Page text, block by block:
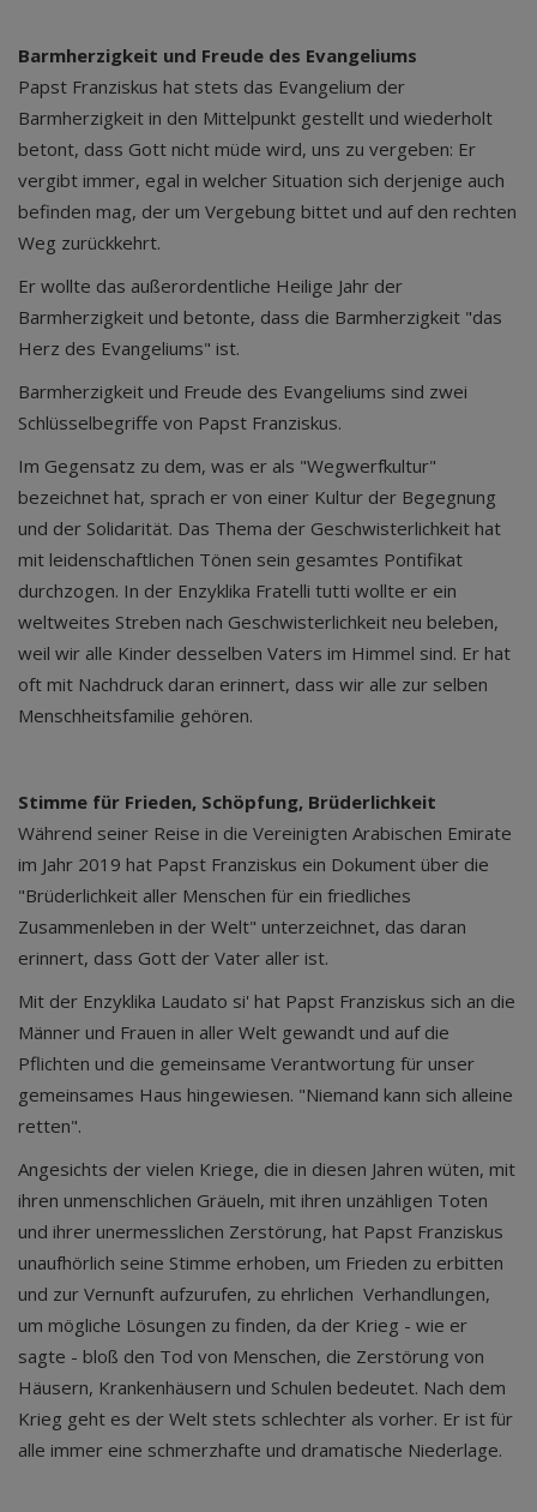
Barmherzigkeit und Freude des Evangeliums
Papst Franziskus hat stets das Evangelium der
Barmherzigkeit in den Mittelpunkt gestellt und wiederholt
betont, dass Gott nicht müde wird, uns zu vergeben: Er
vergibt immer, egal in welcher Situation sich derjenige auch
befinden mag, der um Vergebung bittet und auf den rechten
Weg zurückkehrt.
Er wollte das außerordentliche Heilige Jahr der
Barmherzigkeit und betonte, dass die Barmherzigkeit "das
Herz des Evangeliums" ist.
Barmherzigkeit und Freude des Evangeliums sind zwei
Schlüsselbegriffe von Papst Franziskus.
Im Gegensatz zu dem, was er als "Wegwerfkultur"
bezeichnet hat, sprach er von einer Kultur der Begegnung
und der Solidarität. Das Thema der Geschwisterlichkeit hat
mit leidenschaftlichen Tönen sein gesamtes Pontifikat
durchzogen. In der Enzyklika Fratelli tutti wollte er ein
weltweites Streben nach Geschwisterlichkeit neu beleben,
weil wir alle Kinder desselben Vaters im Himmel sind. Er hat
oft mit Nachdruck daran erinnert, dass wir alle zur selben
Menschheitsfamilie gehören.
Stimme für Frieden, Schöpfung, Brüderlichkeit
Während seiner Reise in die Vereinigten Arabischen Emirate
im Jahr 2019 hat Papst Franziskus ein Dokument über die
"Brüderlichkeit aller Menschen für ein friedliches
Zusammenleben in der Welt" unterzeichnet, das daran
erinnert, dass Gott der Vater aller ist.
Mit der Enzyklika Laudato si' hat Papst Franziskus sich an die
Männer und Frauen in aller Welt gewandt und auf die
Pflichten und die gemeinsame Verantwortung für unser
gemeinsames Haus hingewiesen. "Niemand kann sich alleine
retten".
Angesichts der vielen Kriege, die in diesen Jahren wüten, mit
ihren unmenschlichen Gräueln, mit ihren unzähligen Toten
und ihrer unermesslichen Zerstörung, hat Papst Franziskus
unaufhörlich seine Stimme erhoben, um Frieden zu erbitten
und zur Vernunft aufzurufen, zu ehrlichen Verhandlungen,
um mögliche Lösungen zu finden, da der Krieg - wie er
sagte - bloß den Tod von Menschen, die Zerstörung von
Häusern, Krankenhäusern und Schulen bedeutet. Nach dem
Krieg geht es der Welt stets schlechter als vorher. Er ist für
alle immer eine schmerzhafte und dramatische Niederlage.